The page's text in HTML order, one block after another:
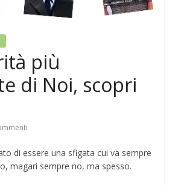
più
di Noi, scopri
di essere una sfigata cui va sempre
magari sempre no, ma spesso.